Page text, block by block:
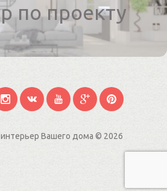
по проекту
Вашего дома © 2026